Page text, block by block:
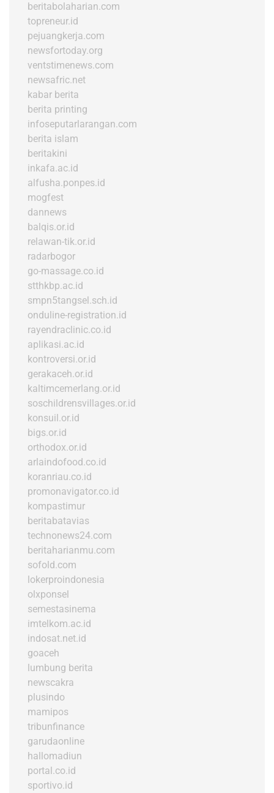
beritabolaharian.com
topreneur.id
pejuangkerja.com
newsfortoday.org
ventstimenews.com
newsafric.net
kabar berita
berita printing
infoseputarlarangan.com
berita islam
beritakini
inkafa.ac.id
alfusha.ponpes.id
mogfest
dannews
balqis.or.id
relawan-tik.or.id
radarbogor
go-massage.co.id
stthkbp.ac.id
smpn5tangsel.sch.id
onduline-registration.id
rayendraclinic.co.id
aplikasi.ac.id
kontroversi.or.id
gerakaceh.or.id
kaltimcemerlang.or.id
soschildrensvillages.or.id
konsuil.or.id
bigs.or.id
orthodox.or.id
arlaindofood.co.id
koranriau.co.id
promonavigator.co.id
kompastimur
beritabatavias
technonews24.com
beritaharianmu.com
sofold.com
lokerproindonesia
olxponsel
semestasinema
imtelkom.ac.id
indosat.net.id
goaceh
lumbung berita
newscakra
plusindo
mamipos
tribunfinance
garudaonline
hallomadiun
portal.co.id
sportivo.id